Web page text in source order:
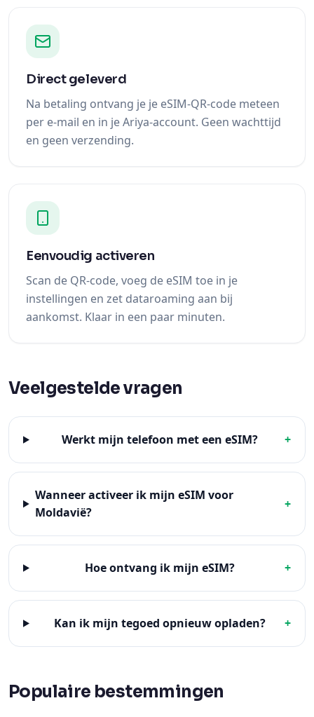
Direct geleverd
Na betaling ontvang je je eSIM-QR-code meteen
per e-mail en in je Ariya-account. Geen wachttijd
en geen verzending.
Eenvoudig activeren
Scan de QR-code, voeg de eSIM toe in je
instellingen en zet dataroaming aan bij
aankomst. Klaar in een paar minuten.
Veelgestelde vragen
Werkt mijn telefoon met een eSIM? +
Wanneer activeer ik mijn eSIM voor
Moldavië?
+
Hoe ontvang ik mijn eSIM? +
Kan ik mijn tegoed opnieuw opladen? +
Populaire bestemmingen